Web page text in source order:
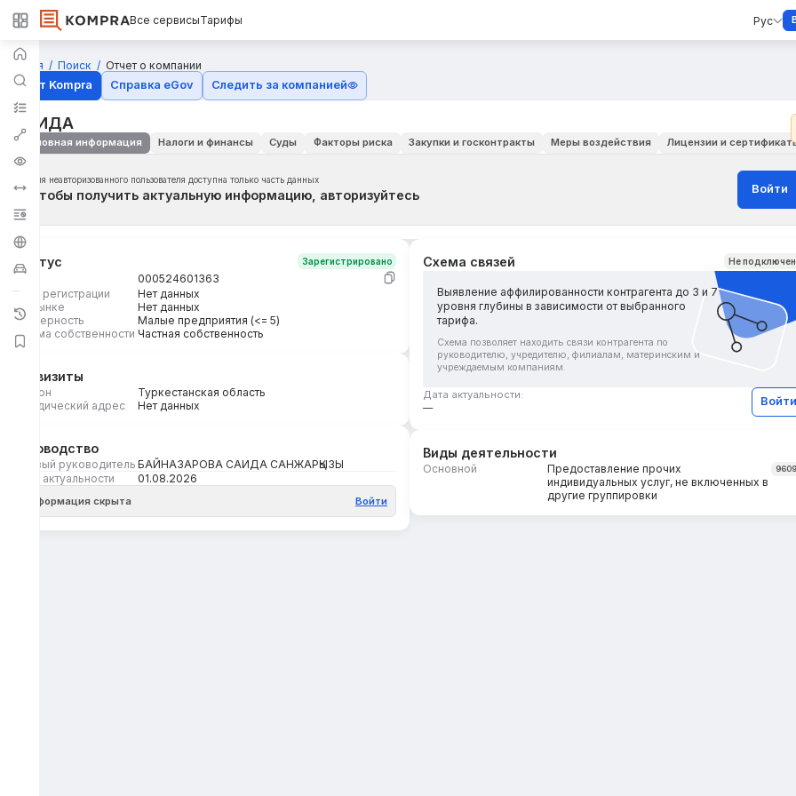
Все сервисыТарифы Рус
Главная Поиск
Отчет о компании
Отчёт Kompra
Справка eGov Следить за компанией
САИДА
Основная информация Налоги и финансы Суды Факторы риска Закупки и госконтракты Меры воздействия Лицензии и
Для неавторизованного пользователя доступна только часть данных
Чтобы получить актуальную информацию, авторизуйтесь Войти
Статус Зарегистрировано
БИН
000524601363
Дата регистрации
Нет данных
На рынке
Нет данных
Размерность
Малые предприятия (<= 5)
Форма собственности Частная собственность
Реквизиты
Регион
Туркестанская область
Юридический адрес
Нет данных
Руководство
Первый руководитель БАЙНАЗАРОВА САИДА САНЖАРҚЫЗЫ
Дата актуальности
01.08.2026
Информация скрыта Войти
Схема связей Не
Выявление аффилированности контрагента до 3 и 7
уровня глубины в зависимости от выбранного
тарифа.
Схема позволяет находить связи контрагента по
руководителю, учредителю, филиалам, материнским и
учреждаемым компаниям.
Дата актуальности:
—
Виды деятельности
Основной
Предоставление прочих
индивидуальных услуг, не включенных в
другие группировки